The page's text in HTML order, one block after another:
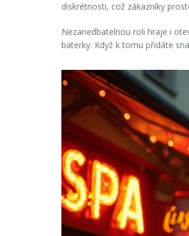
diskrétnosti, což zákazníky
Nezanedbatelnou roli hraje i
baterky. Když k tomu přidáte